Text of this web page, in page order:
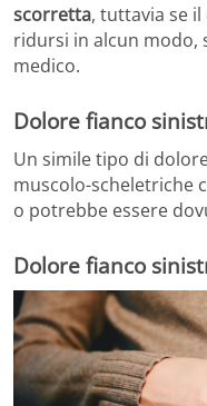
scorretta, tuttavia se
ridursi in alcun modo,
medico.
Dolore fianco
Un simile tipo di
muscolo-scheletriche
o potrebbe essere
Dolore fianco